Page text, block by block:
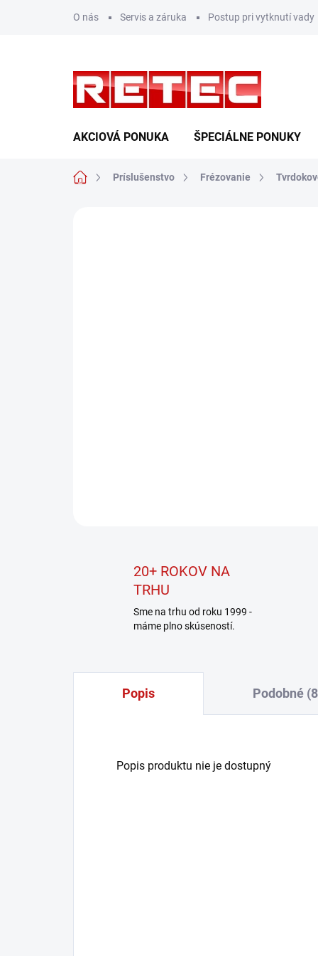
O nás Servis a záruka Postup pri vytknutí vady
AKCIOVÁ PONUKA ŠPECIÁLNE PONUKY
DomovPríslušenstvo Frézovanie
20+ ROKOV NA
TRHU
Sme na trhu od roku 1999 -
máme plno skúseností.
Popis Podobné
Popis produktu nie je dostupný